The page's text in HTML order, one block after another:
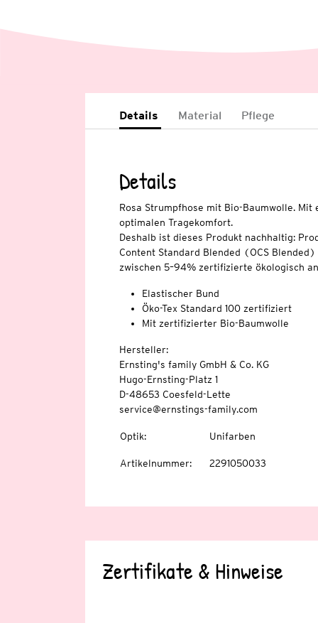
Details Material Pflege
Details
Rosa Strumpfhose mit Bio-Baumwolle.
optimalen Tragekomfort.
Deshalb ist dieses Produkt nachhaltig:
Content Standard Blended (OCS
zwischen 5–94% zertifizierte ökologisch
Elastischer Bund
Öko-Tex Standard 100 zertifiziert
Mit zertifizierter Bio-Baumwolle
Hersteller:
Ernsting's family GmbH & Co. KG
Hugo-Ernsting-Platz 1
D-48653 Coesfeld-Lette
service@ernstings-family.com
Optik: Unifarben
Artikelnummer: 2291050033
Zertifikate & Hinweise